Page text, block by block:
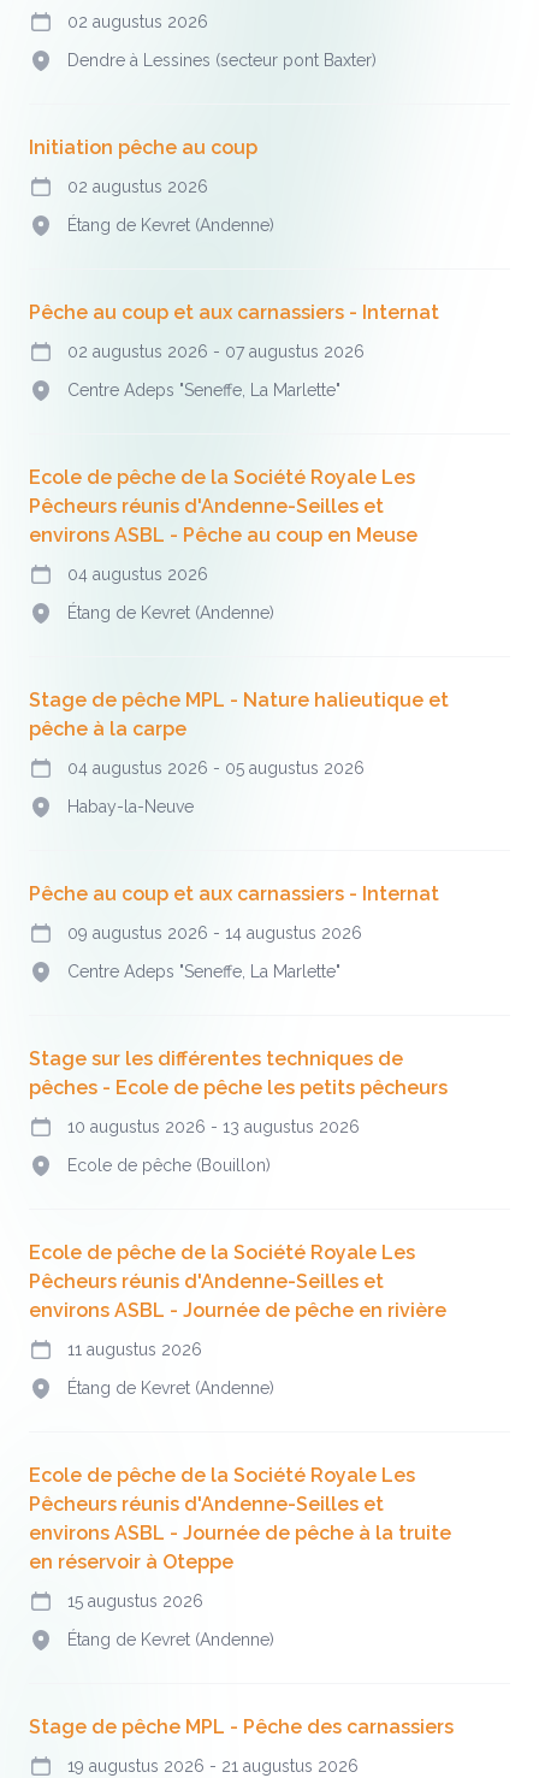
Vandaag02 augustus 2026
AdresDendre à Lessines (secteur pont Baxter)
Initiation pêche au coup
Vandaag02 augustus 2026
AdresÉtang de Kevret (Andenne)
Pêche au coup et aux carnassiers - Internat
Vandaag02 augustus 2026 - 07 augustus 2026
AdresCentre Adeps "Seneffe, La Marlette"
Ecole de pêche de la Société Royale Les
Pêcheurs réunis d'Andenne-Seilles et
environs ASBL - Pêche au coup en Meuse
Vandaag04 augustus 2026
AdresÉtang de Kevret (Andenne)
Stage de pêche MPL - Nature halieutique et
pêche à la carpe
Vandaag04 augustus 2026 - 05 augustus 2026
AdresHabay-la-Neuve
Pêche au coup et aux carnassiers - Internat
Vandaag09 augustus 2026 - 14 augustus 2026
AdresCentre Adeps "Seneffe, La Marlette"
Stage sur les différentes techniques de
pêches - Ecole de pêche les petits pêcheurs
Vandaag10 augustus 2026 - 13 augustus 2026
AdresEcole de pêche (Bouillon)
Ecole de pêche de la Société Royale Les
Pêcheurs réunis d'Andenne-Seilles et
environs ASBL - Journée de pêche en rivière
Vandaag11 augustus 2026
AdresÉtang de Kevret (Andenne)
Ecole de pêche de la Société Royale Les
Pêcheurs réunis d'Andenne-Seilles et
environs ASBL - Journée de pêche à la truite
en réservoir à Oteppe
Vandaag15 augustus 2026
AdresÉtang de Kevret (Andenne)
Stage de pêche MPL - Pêche des carnassiers
Vandaag19 augustus 2026 - 21 augustus 2026